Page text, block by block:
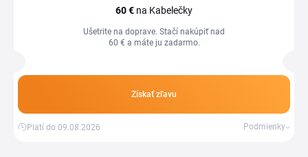
60 € na Kabelečky
Ušetrite na doprave. Stačí nakúpiť nad
60 € a máte ju zadarmo.
Získať zľavu
Platí do 09.08.2026 Podmienky